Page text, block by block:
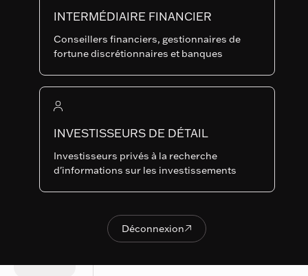
INTERMÉDIAIRE FINANCIER
Conseillers financiers, gestionnaires de
fortune discrétionnaires et banques
INVESTISSEURS DE DÉTAIL
Investisseurs privés à la recherche
d'informations sur les investissements
Déconnexion
Déconnexion
Rien
afficher
Essayez
W-EURLU1808848748
Dernière NAV
Indicateur de risque récapitulatif
Risque réduit
Récompense
potentiellement
potentiellement plus
élevée
OBJECTIFS ET POLITIQUE